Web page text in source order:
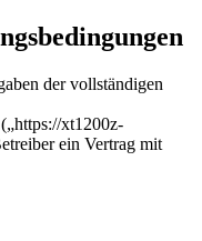
der vollständigen
xt1200z-
ein Vertrag mit